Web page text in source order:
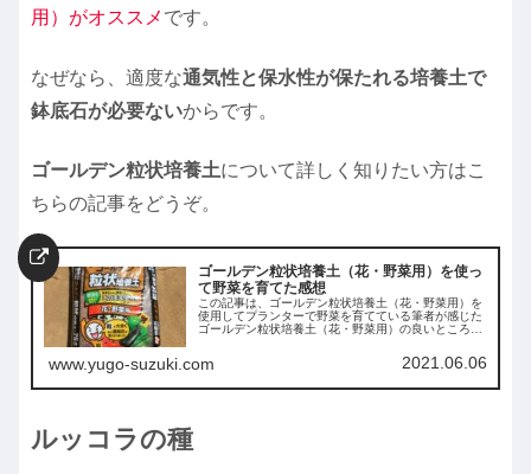
用）がオススメ です。
なぜなら、適度な通気性と保水性が保たれる培養土で
鉢底石が必要ないからです。
ゴールデン粒状培養土について詳しく知りたい方はこ
ちらの記事をどうぞ。
ゴールデン粒状培養土（花・野菜用）を使っ
て野菜を育てた感想
この記事は、ゴールデン粒状培養土（花・野菜用）を
使用してプランターで野菜を育てている筆者が感じた
ゴールデン粒状培養土（花・野菜用）の良いところと
（花・野菜用）を購入するか検討している方は参考に
してください。
www.yugo-suzuki.com 2021.06.06
ルッコラの種